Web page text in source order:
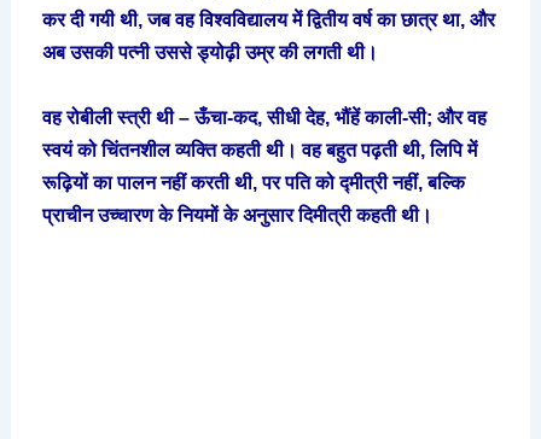
कर दी गयी थी, जब वह विश्वविद्यालय में द्वितीय वर्ष का छात्र था, और
अब उसकी पत्नी उससे ड्योढ़ी उम्र की लगती थी।
वह रोबीली स्त्री थी – ऊँचा-कद, सीधी देह, भौंहें काली-सी; और वह
स्वयं को चिंतनशील व्यक्ति कहती थी। वह बहुत पढ़ती थी, लिपि में
रूढ़ियों का पालन नहीं करती थी, पर पति को द्मीत्री नहीं, बल्कि
प्राचीन उच्चारण के नियमों के अनुसार दिमीत्री कहती थी।